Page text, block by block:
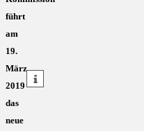
führt
am
19.
März
2019
das
neue
teilen